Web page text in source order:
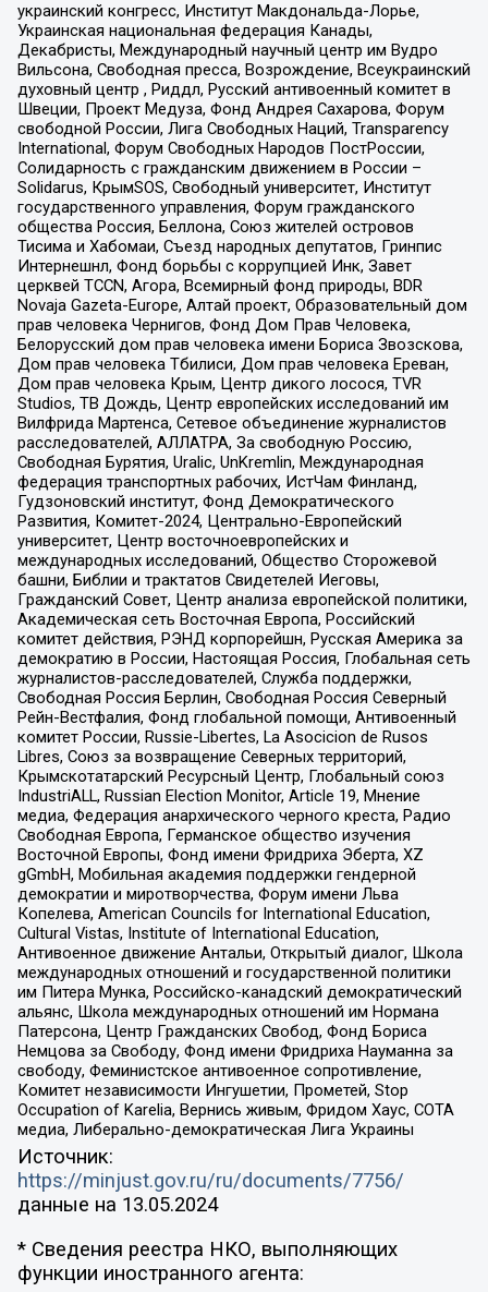
украинский конгресс, Институт Макдональда-Лорье,
Украинская национальная федерация Канады,
Декабристы, Международный научный центр им Вудро
Вильсона, Свободная пресса, Возрождение, Всеукраинский
духовный центр , Риддл, Русский антивоенный комитет в
Швеции, Проект Медуза, Фонд Андрея Сахарова, Форум
свободной России, Лига Свободных Наций, Transparеncy
International, Форум Свободных Народов ПостРоссии,
Солидарность с гражданским движением в России –
Solidarus, КрымSOS, Свободный университет, Институт
государственного управления, Форум гражданского
общества Россия, Беллона, Союз жителей островов
Тисима и Хабомаи, Съезд народных депутатов, Гринпис
Интернешнл, Фонд борьбы с коррупцией Инк, Завет
церквей TCCN, Агора, Всемирный фонд природы, BDR
Novaja Gazeta-Europe, Алтай проект, Образовательный дом
прав человека Чернигов, Фонд Дом Прав Человека,
Белорусский дом прав человека имени Бориса Звозскова,
Дом прав человека Тбилиси, Дом прав человека Ереван,
Дом прав человека Крым, Центр дикого лосося, TVR
Studios, ТВ Дождь, Центр европейских исследований им
Вилфрида Мартенса, Сетевое объединение журналистов
расследователей, АЛЛАТРА, За свободную Россию,
Свободная Бурятия, Uralic, UnKremlin, Международная
федерация транспортных рабочих, ИстЧам Финланд,
Гудзоновский институт, Фонд Демократического
Развития, Комитет-2024, Центрально-Европейский
университет, Центр восточноевропейских и
международных исследований, Общество Сторожевой
башни, Библии и трактатов Свидетелей Иеговы,
Гражданский Совет, Центр анализа европейской политики,
Академическая сеть Восточная Европа, Российский
комитет действия, РЭНД корпорейшн, Русская Америка за
демократию в России, Настоящая Россия, Глобальная сеть
журналистов-расследователей, Служба поддержки,
Свободная Россия Берлин, Свободная Россия Северный
Рейн-Вестфалия, Фонд глобальной помощи, Антивоенный
комитет России, Russie-Libertes, La Asocicion de Rusos
Libres, Союз за возвращение Северных территорий,
Крымскотатарский Ресурсный Центр, Глобальный союз
IndustriALL, Russian Election Monitor, Article 19, Мнение
медиа, Федерация анархического черного креста, Радио
Свободная Европа, Германское общество изучения
Восточной Европы, Фонд имени Фридриха Эберта, XZ
gGmbH, Мобильная академия поддержки гендерной
демократии и миротворчества, Форум имени Льва
Копелева, American Councils for International Education,
Cultural Vistas, Institute of International Education,
Антивоенное движение Антальи, Открытый диалог, Школа
международных отношений и государственной политики
им Питера Мунка, Российско-канадский демократический
альянс, Школа международных отношений им Нормана
Патерсона, Центр Гражданских Свобод, Фонд Бориса
Немцова за Свободу, Фонд имени Фридриха Науманна за
свободу, Феминистское антивоенное сопротивление,
Комитет независимости Ингушетии, Прометей, Stop
Occupation of Karelia, Вернись живым, Фридом Хаус, СОТА
медиа, Либерально-демократическая Лига Украины
Источник:
https://minjust.gov.ru/ru/documents/7756/
данные на 13.05.2024
* Сведения реестра НКО, выполняющих
функции иностранного агента: